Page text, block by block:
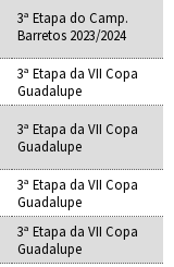
3ª Etapa do Camp.
Barretos 2023/2024
3ª Etapa da VII Copa
Guadalupe
3ª Etapa da VII Copa
Guadalupe
3ª Etapa da VII Copa
Guadalupe
3ª Etapa da VII Copa
Guadalupe